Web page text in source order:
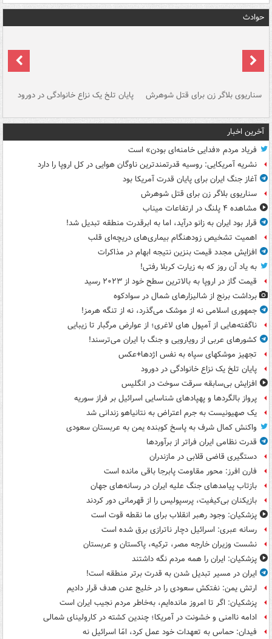
حوادث
سناریوی بلاگر زن برای قتل شوهرش پایان تلخ یک نزاع خانوادگی در دورود
آخرین اخبار
فریاد مردم «فدایی خامنه‌ای بودن» است
نشریه آمریکایی: روسیه قدرتمندترین ناوگان هوایی در کل اروپا را دارد
آغاز جنگ ایران برای پایان قدرت آمریکا بود
سناریوی بلاگر زن برای قتل شوهرش
مشاهده ۴ پلنگ در ارتفاعات میناب
قرار بود ایران به زانو درآید، اما به ابرقدرت منطقه تبدیل شد!
اهمیت تشخیص زودهنگام بیماری‌های دریچه‌ای قلب
افزایش مجدد قیمت بنزین نتیجه ابهام در مذاکرات
به یاد آن روز که به زیارت کربلا رفتی!
قیمت گاز در اروپا به بالاترین سطح خود از ۲۰۲۳ رسید
برداشت برنج از شالیزارهای شمال در سوادکوه
جمهوری اسلامی نه از موشک می‌گذرد، نه از تنگه هرمز!
ناگفته‌هایی از آمپول های لاغری؛ از عوارض مرگبار تا زیبایی
کشورهای عربی از رویارویی و جنگ با ایران می‌ترسند!
تجهیز موشکهای سپاه به نفس اژدها+عکس
پایان تلخ یک نزاع خانوادگی در دورود
افزایش بی‌سابقه سرقت سوخت در انگلیس
پرواز بالگردها و پهپادهای شناسایی اسرائیل بر فراز سوریه
یک صهیونیست به جرم اعتراض به نتانیاهو زندانی شد
واکنش کمال شرف به پاسخ کوبنده یمن به عربستان سعودی
قدرت نظامی ایران فراتر از برآوردها
دستگیری قاضی قلابی در مازندران
فارن افرز: محور مقاومت پابرجا باقی مانده است
بازتاب پیامدهای جنگ علیه ایران در رسانه‌های جهان
بازیکنان بی‌کیفیت، پرسپولیس را از قهرمانی دور کردند
پزشکیان: وجود رهبر انقلاب برای ما نقطه قوت است
رسانه عبری: اسرائیل دچار ناترازی برق شده است
نشست وزیران خارجه مصر، ترکیه، پاکستان و عربستان
پزشکیان: ایران را همه مردم نگه داشتند
ایران در مسیر تبدیل شدن به قدرت برتر منطقه است!
ارتش یمن: نفتکش سعودی را در خلیج عدن هدف قرار دادیم
پزشکیان: اگر تا امروز مانده‌ایم، به‌خاطر مردم نجیب ایران است
ادامه ناامنی و خشونت در آمریکا؛ چندین کشته در کارولینای شمالی
فیدان: حماس به تعهدات خود عمل کرد، امّا اسرائیل نه